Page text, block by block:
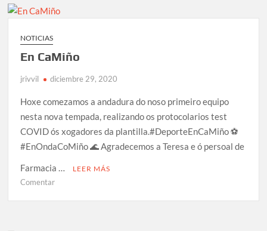
de
Gallamonde
NOTICIAS
En CaMiño
jrivvil diciembre 29, 2020
Hoxe comezamos a andadura do noso primeiro equipo
nesta nova tempada, realizando os protocolarios test
COVID ós xogadores da plantilla.#DeporteEnCaMiño ⚽️
#EnOndaCoMiño 🌊 Agradecemos a Teresa e ó persoal de
Farmacia …
LEER MÁS
Comentaren